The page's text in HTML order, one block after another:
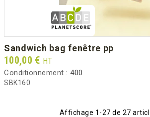
sandwich bag fenêtre pp
Prix
100,00 € HT
Conditionnement : 400
SBK160
Affichage 1-27 de 27